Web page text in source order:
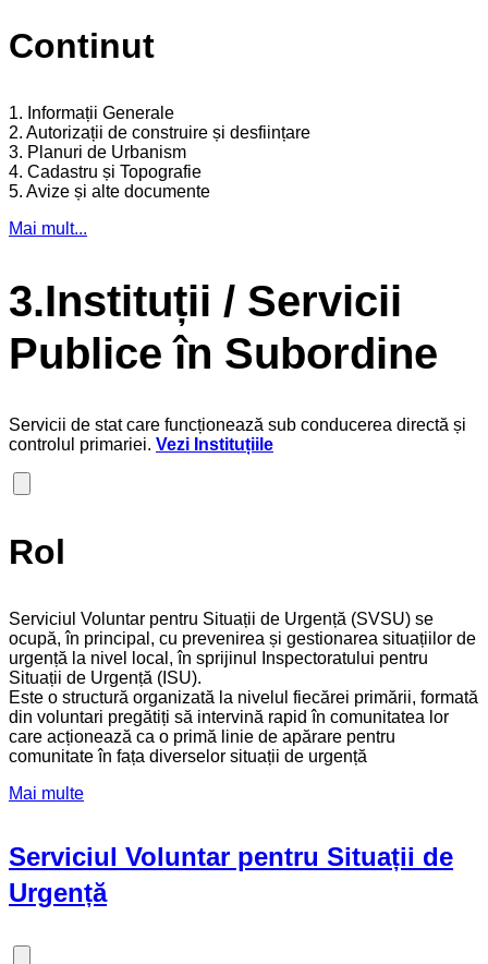
Continut
1. Informații Generale
2. Autorizații de construire și desființare
3. Planuri de Urbanism
4. Cadastru și Topografie
5. Avize și alte documente
Mai mult...
3.Instituții / Servicii
Publice în Subordine
Servicii de stat care funcționează sub conducerea directă și
controlul primariei. Vezi Instituțiile
Rol
Serviciul Voluntar pentru Situații de Urgență (SVSU) se
ocupă, în principal, cu prevenirea și gestionarea situațiilor de
urgență la nivel local, în sprijinul Inspectoratului pentru
Situații de Urgență (ISU).
Este o structură organizată la nivelul fiecărei primării, formată
din voluntari pregătiți să intervină rapid în comunitatea lor
care acționează ca o primă linie de apărare pentru
comunitate în fața diverselor situații de urgență
Mai multe
Serviciul Voluntar pentru Situații de
Urgență